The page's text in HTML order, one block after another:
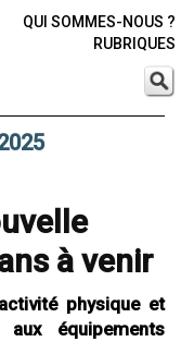
QUI SOMMES-NOUS ?
RUBRIQUES
à venir
physique et
équipements